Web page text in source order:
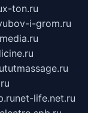
x-ton.ru
i-grom.ru
tutmassage.ru
net-life.net.ru